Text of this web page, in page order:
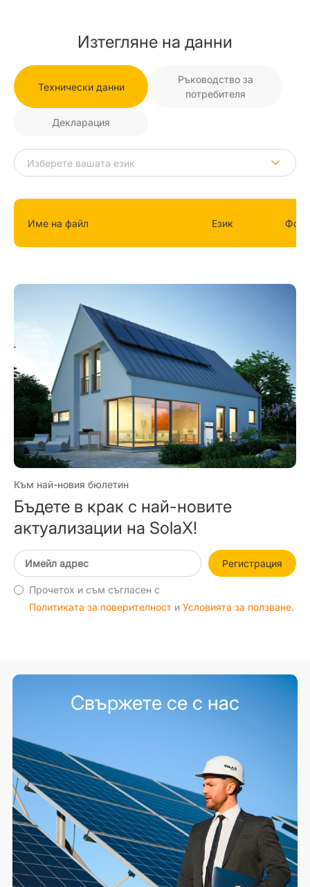
Изтегляне на данни
Технически данни
Ръководство за
потребителя
Декларация
Име на файл Език
Към най-новия бюлетин
Бъдете в крак с най-новите
актуализации на SolaX!
Регистрация
Прочетох и съм съгласен с
Политиката за поверителност и Условията за ползване.
Свържете се с нас